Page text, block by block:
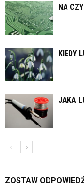
NA
KIEDY
JAKA
ZOSTAW